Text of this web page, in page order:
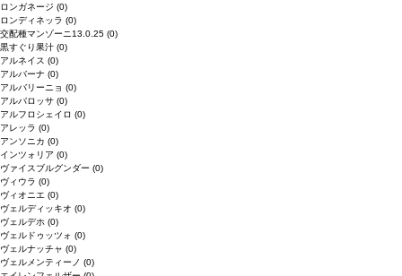
ロンガネージ (0)
ロンディネッラ (0)
交配種マンゾーニ13.0.25 (0)
黒すぐり果汁 (0)
アルネイス (0)
アルバーナ (0)
アルバリーニョ (0)
アルバロッサ (0)
アルフロシェイロ (0)
アレッラ (0)
アンソニカ (0)
インツォリア (0)
ヴァイスブルグンダー (0)
ヴィウラ (0)
ヴィオニエ (0)
ヴェルディッキオ (0)
ヴェルデホ (0)
ヴェルドゥッツォ (0)
ヴェルナッチャ (0)
ヴェルメンティーノ (0)